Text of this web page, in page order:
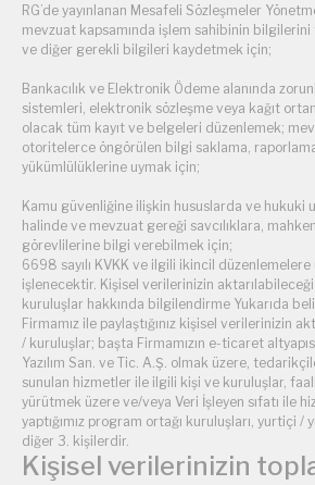
RG’de yayınlanan Mesafeli Sözleşmeler
mevzuat kapsamında işlem sahibinin
ve diğer gerekli bilgileri kaydetmek için;
Bankacılık ve Elektronik Ödeme alanında
sistemleri, elektronik sözleşme veya kağıt
olacak tüm kayıt ve belgeleri düzenlemek;
otoritelerce öngörülen bilgi saklama,
yükümlülüklerine uymak için;
Kamu güvenliğine ilişkin hususlarda ve hukuki
halinde ve mevzuat gereği savcılıklara,
görevlilerine bilgi verebilmek için;
6698 sayılı KVKK ve ilgili ikincil
işlenecektir. Kişisel verilerinizin
kuruluşlar hakkında bilgilendirme Yukarıda
Firmamız ile paylaştığınız kişisel verilerinizin
/ kuruluşlar; başta Firmamızın e-ticaret
Yazılım San. ve Tic. A.Ş. olmak üzere,
sunulan hizmetler ile ilgili kişi ve kuruluşlar,
yürütmek üzere ve/veya Veri İşleyen sıfatı ile
yaptığımız program ortağı kuruluşları, yurtiçi /
diğer 3. kişilerdir.
Kişisel verilerinizin